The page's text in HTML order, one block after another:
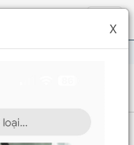
Hiện
menu
X